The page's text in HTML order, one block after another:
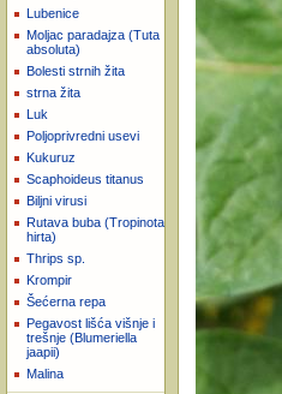
Lubenice
Moljac paradajza (Tuta
absoluta)
Bolesti strnih žita
strna žita
Luk
Poljoprivredni usevi
Kukuruz
Scaphoideus titanus
Biljni virusi
Rutava buba (Tropinota
hirta)
Thrips sp.
Krompir
Šećerna repa
Pegavost lišća višnje i
trešnje (Blumeriella
jaapii)
Malina